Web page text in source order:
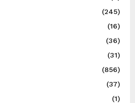
(245)
(16)
(36)
(31)
(856)
(37)
(1)